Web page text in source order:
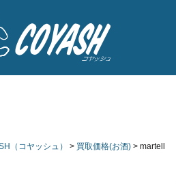
（コヤッシュ） > 買取価格(お酒) > martell